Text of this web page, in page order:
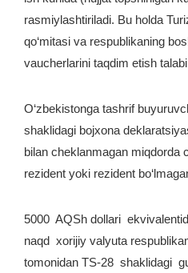
rasmiylashtiriladi. Bu holda
qo‘mitasi va respublikaning
vaucherlarini taqdim etish
O‘zbekistonga tashrif
shaklidagi bojxona
bilan cheklanmagan miqdorda
rezident yoki rezident
5000 AQSh dollari
naqd xorijiy valyuta
tomonidan TS-28 shaklidagi